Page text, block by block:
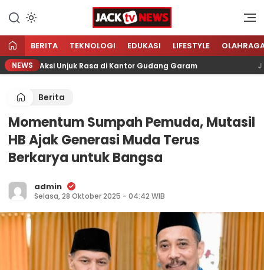
konten
Jacktvnews.com
Sumber Referensi Terpercaya
BERITA TEKNOLOGI EDUKASI LIFESTYLE
NEWS
Aksi Unjuk Rasa di Kantor Gudang Garam
Berita
Momentum Sumpah Pemuda, Mutasil
HB Ajak Generasi Muda Terus
Berkarya untuk Bangsa
admin
Selasa, 28 Oktober 2025 - 04:42 WIB